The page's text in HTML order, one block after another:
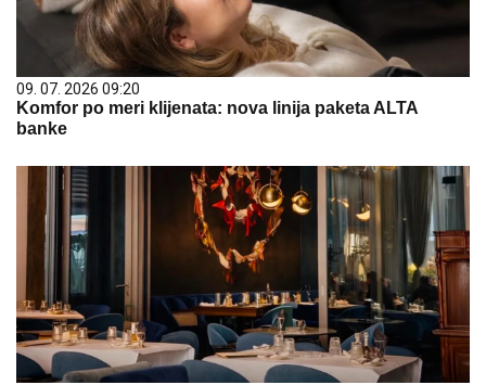
09. 07. 2026 09:20
Komfor po meri klijenata: nova linija paketa ALTA
banke